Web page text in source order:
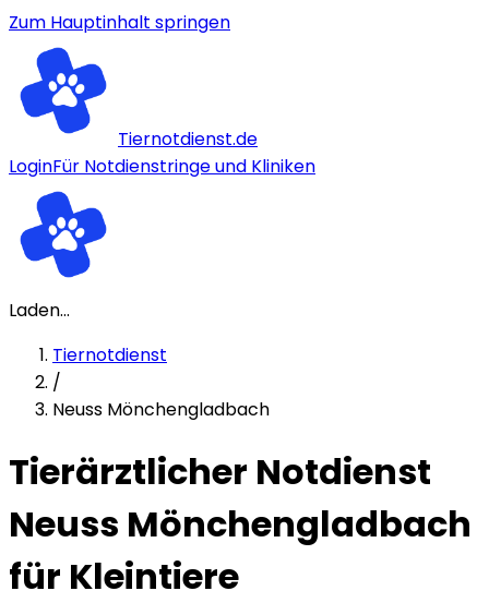
Zum Hauptinhalt springen
Tiernotdienst.de
LoginFür Notdienstringe und Kliniken
Laden...
Tiernotdienst
/
Neuss Mönchengladbach
Tierärztlicher Notdienst
Neuss Mönchengladbach
für Kleintiere